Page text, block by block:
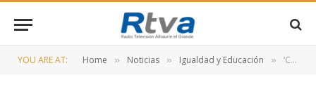
YOU ARE AT: Home » Noticias » Igualdad y Educación » ‘Corresponsabilidad de las tareas’, concurso fotográfico del área de Igualdad